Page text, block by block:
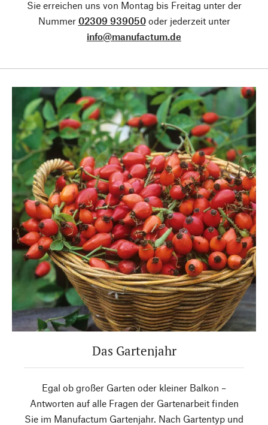
Sie erreichen uns von Montag bis Freitag unter der
Nummer 02309 939050oder jederzeit unter
info@manufactum.de
Das Gartenjahr
Egal ob großer Garten oder kleiner Balkon –
Antworten auf alle Fragen der Gartenarbeit finden
Sie im Manufactum Gartenjahr. Nach Gartentyp und